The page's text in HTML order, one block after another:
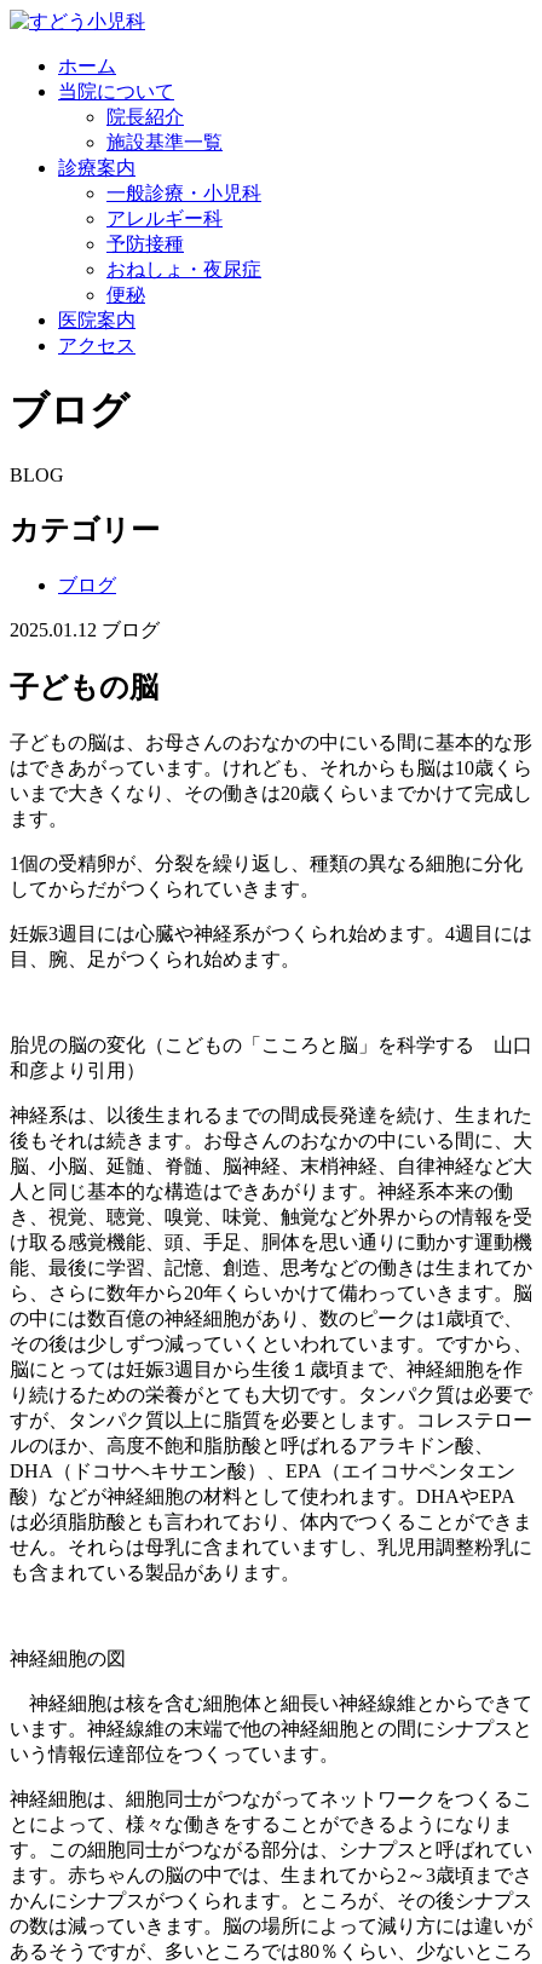
ホーム
当院について
院長紹介
施設基準一覧
診療案内
一般診療・小児科
アレルギー科
予防接種
おねしょ・夜尿症
便秘
医院案内
アクセス
ブログ
BLOG
カテゴリー
ブログ
2025.01.12 ブログ
子どもの脳
子どもの脳は、お母さんのおなかの中にいる間に基本的な形
はできあがっています。けれども、それからも脳は10歳くら
いまで大きくなり、その働きは20歳くらいまでかけて完成し
ます。
1個の受精卵が、分裂を繰り返し、種類の異なる細胞に分化
してからだがつくられていきます。
妊娠3週目には心臓や神経系がつくられ始めます。4週目には
目、腕、足がつくられ始めます。
胎児の脳の変化（こどもの「こころと脳」を科学する 山口
和彦より引用）
神経系は、以後生まれるまでの間成長発達を続け、生まれた
後もそれは続きます。お母さんのおなかの中にいる間に、大
脳、小脳、延髄、脊髄、脳神経、末梢神経、自律神経など大
人と同じ基本的な構造はできあがります。神経系本来の働
き、視覚、聴覚、嗅覚、味覚、触覚など外界からの情報を受
け取る感覚機能、頭、手足、胴体を思い通りに動かす運動機
能、最後に学習、記憶、創造、思考などの働きは生まれてか
ら、さらに数年から20年くらいかけて備わっていきます。脳
の中には数百億の神経細胞があり、数のピークは1歳頃で、
その後は少しずつ減っていくといわれています。ですから、
脳にとっては妊娠3週目から生後１歳頃まで、神経細胞を作
り続けるための栄養がとても大切です。タンパク質は必要で
すが、タンパク質以上に脂質を必要とします。コレステロー
ルのほか、高度不飽和脂肪酸と呼ばれるアラキドン酸、
DHA（ドコサヘキサエン酸）、EPA（エイコサペンタエン
酸）などが神経細胞の材料として使われます。DHAやEPA
は必須脂肪酸とも言われており、体内でつくることができま
せん。それらは母乳に含まれていますし、乳児用調整粉乳に
も含まれている製品があります。
神経細胞の図
神経細胞は核を含む細胞体と細長い神経線維とからできて
います。神経線維の末端で他の神経細胞との間にシナプスと
いう情報伝達部位をつくっています。
神経細胞は、細胞同士がつながってネットワークをつくるこ
とによって、様々な働きをすることができるようになりま
す。この細胞同士がつながる部分は、シナプスと呼ばれてい
ます。赤ちゃんの脳の中では、生まれてから2～3歳頃までさ
かんにシナプスがつくられます。ところが、その後シナプス
の数は減っていきます。脳の場所によって減り方には違いが
あるそうですが、多いところでは80％くらい、少ないところ